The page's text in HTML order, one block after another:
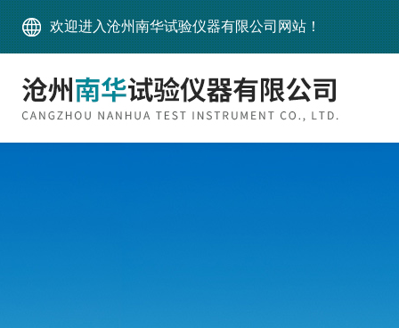
欢迎进入沧州南华试验仪器有限公司网站！